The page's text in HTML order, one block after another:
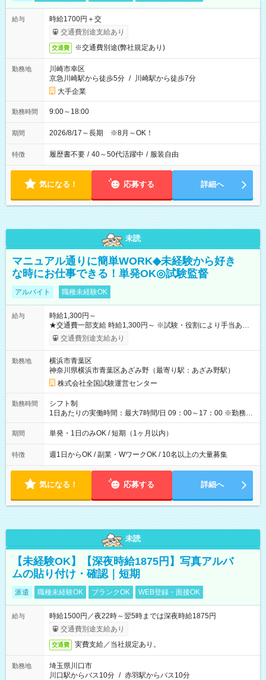
給与
時給1700円＋交
交通費別途支給あり
交通費 ※交通費別途(弊社規定あり)
勤務地
川崎市幸区
京急川崎駅から徒歩5分 / 川崎駅から徒歩7分
大手企業
勤務時間 9:00～18:00
期間 2026/8/17～長期 ※8月～OK！
特徴 履歴書不要 / 40～50代活躍中 / 服装自由
気になる！ 応募する 詳細へ
未読
マニュアル通りに簡単WORK◆未経験から好き
な時にお仕事できる！単発OK◎試験監督
アルバイト 職種未経験OK
給与
時給1,300円～
★交通費一部支給 時給1,300円～ ※試験・役割により手当あり
※勤務回数により昇給あり 【即給（前払い）オプションあ
り！】 希望される場合、勤務から1週間ほどで給与の一部を受け
例】 ・河合塾模擬試験 8:30～17:30（休憩1時間） 時給1,300円
×8時間＝日収10,400円＋交通費 ※当日の役割により時給＋100
円の場合あり ・国家試験 7:00～13:30（休憩なし） 時給1,300
円（役割手当＋100円）×6時間＝日収8,400円＋交通費 【試用期
間】試用期間なし
交通費別途支給あり
勤務地
横浜市青葉区
神奈川県横浜市青葉区あざみ野（最寄り駅：あざみ野駅）
株式会社全国試験運営センター
勤務時間
シフト制
1日あたりの実働時間：最大7時間/日 09：00～17：00 ※勤務時
間は 試験により異なります。
期間 単発・1日のみOK / 短期（1ヶ月以内）
特徴 週1日からOK / 副業・WワークOK / 10名以上の大量募集
気になる！ 応募する 詳細へ
未読
【未経験OK】【深夜時給1875円】写真アルバ
ムの貼り付け・確認｜短期
派遣 職種未経験OK ブランクOK WEB登録・面接OK
給与
時給1500円／夜22時～翌5時までは深夜時給1875円
交通費別途支給あり
交通費 実費支給／当社規定あり。
勤務地
埼玉県川口市
川口駅からバス10分 / 赤羽駅からバス10分